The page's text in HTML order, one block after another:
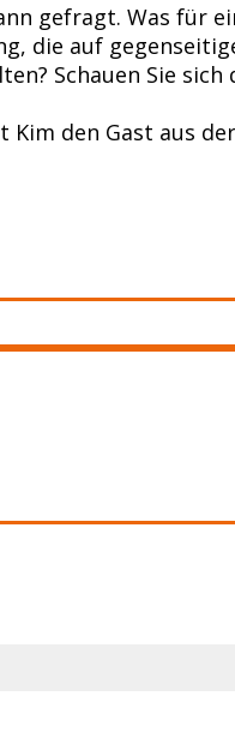
gefragt. Was für
die auf
Schauen Sie
den Gast aus